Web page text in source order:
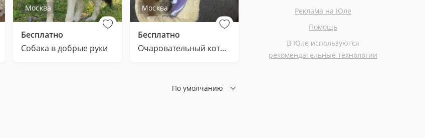
Москва
Бесплатно
Собака в добрые руки
Москва
Бесплатно
Очаровательный котенок ищет дом
Кокошкино
Котята в добрые руки
По умолчанию
Реклама на Юле
Помощь
В Юле используются
рекомендательные технологии